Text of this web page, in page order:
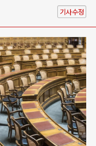
기사수정